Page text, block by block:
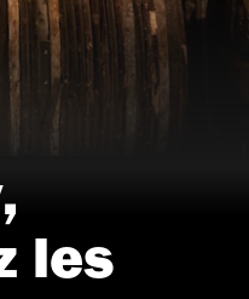
les